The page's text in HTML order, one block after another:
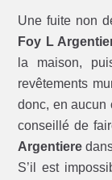
Une fuite non
Foy L
la maison,
revêtements
donc, en aucun
conseillé de
Argentiere
S’il est